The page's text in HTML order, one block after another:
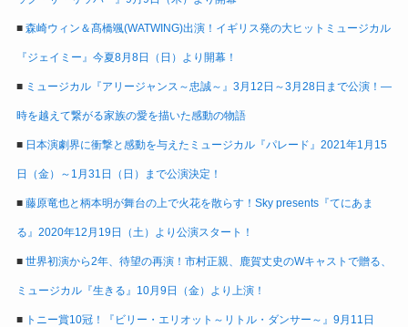
■ 森崎ウィン＆髙橋颯(WATWING)出演！イギリス発の大ヒットミュージカル
『ジェイミー』今夏8月8日（日）より開幕！
■ ミュージカル『アリージャンス～忠誠～』3月12日～3月28日まで公演！―
時を越えて繋がる家族の愛を描いた感動の物語
■ 日本演劇界に衝撃と感動を与えたミュージカル『パレード』2021年1月15
日（金）～1月31日（日）まで公演決定！
■ 藤原竜也と柄本明が舞台の上で火花を散らす！Sky presents『てにあま
る』2020年12月19日（土）より公演スタート！
■ 世界初演から2年、待望の再演！市村正親、鹿賀丈史のWキャストで贈る、
ミュージカル『生きる』10月9日（金）より上演！
■ トニー賞10冠！『ビリー・エリオット～リトル・ダンサー～』9月11日